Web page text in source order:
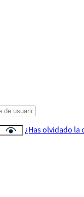
¿Has olvidado la